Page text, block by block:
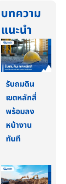
บทความ
แนะนำ
รับถมดิน
เขตหลักสี่
พร้อมลง
หน้างาน
ทันที